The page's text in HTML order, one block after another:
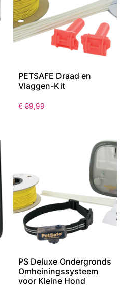
PETSAFE Draad en
Vlaggen-Kit
€ 89,99
PS Deluxe Ondergronds
Omheiningssysteem
voor Kleine Hond